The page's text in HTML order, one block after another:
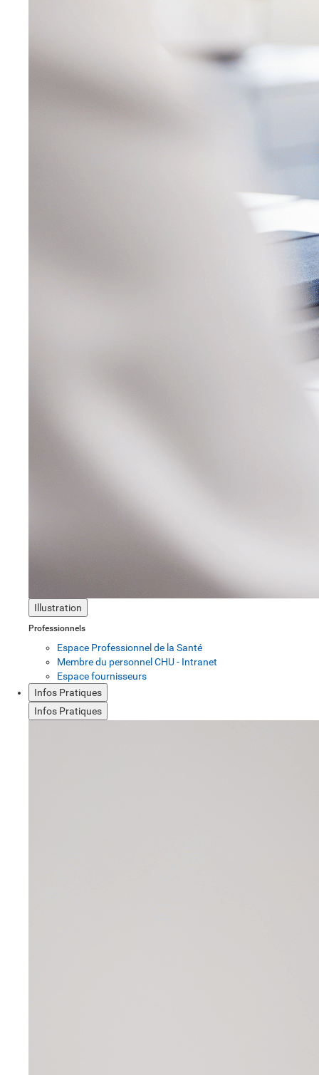
Illustration
Professionnels
Espace Professionnel de la Santé
Membre du personnel CHU - Intranet
Espace fournisseurs
Infos Pratiques
Infos Pratiques